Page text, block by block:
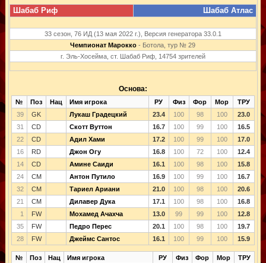
Шабаб Риф Шабаб Атлас
33 сезон, 76 ИД (13 мая 2022 г.), Версия генератора 33.0.1
Чемпионат Марокко - Ботола, тур № 29
г. Эль-Хосейма, ст. Шабаб Риф, 14754 зрителей
Основа:
№ Поз Нац Имя игрока РУ Физ Фор Мор
ТРУ
39
GK Лукаш Градецкий 23.4 100 98 100
23.0
31
CD Скотт Вуттон 16.7 100 99 100
16.5
22
CD Адил Хами 17.2 100 99 100
17.0
16
RD Джон Огу 16.8 100 72 100
12.4
14
CD Амине Саиди 16.1 100 98 100
15.8
24
CM Антон Путило 16.9 100 99 100
16.7
32
CM Тариел Ариани 21.0 100 98 100
20.6
21
CM Дилавер Дука 17.1 100 98 100
16.8
1
FW Мохамед Ачахча 13.0 99 99 100
12.8
35
FW Педро Перес 20.1 100 98 100
19.7
28
FW Джеймс Сантос 16.1 100 99 100 15.9
№ Поз Нац Имя игрока РУ Физ Фор Мор
ТРУ